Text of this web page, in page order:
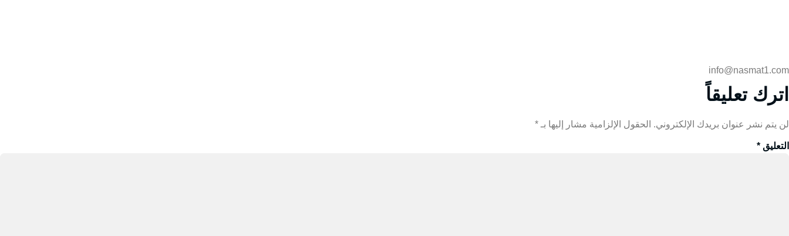
info@nasmat1.com
اترك تعليقاً
لن يتم نشر عنوان بريدك الإلكتروني. الحقول الإلزامية مشار إليها بـ *
التعليق *